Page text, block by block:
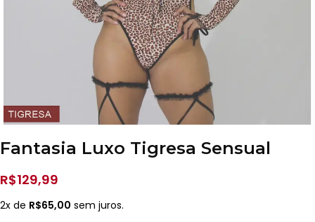
Fantasia Luxo Tigresa Sensual
R$129,99
2x de R$65,00 sem juros.